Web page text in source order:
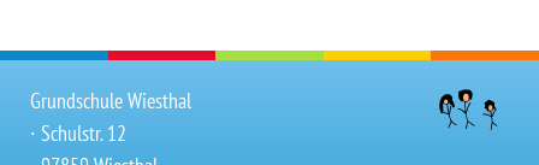
Grundschule Wiesthal
∙ Schulstr. 12